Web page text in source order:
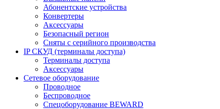
Абонентские устройства
Конвертеры
Аксессуары
Безопасный регион
Сняты с серийного производства
IP СКУД (терминалы доступа)
Терминалы доступа
Аксессуары
Сетевое оборудование
Проводное
Беспроводное
Спецоборудование BEWARD